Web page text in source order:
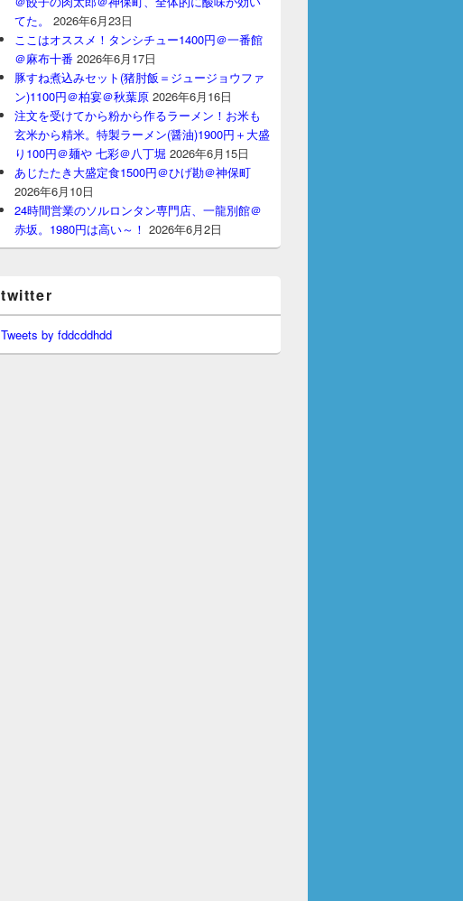
てた。
2026年6月23日
ここはオススメ！タンシチュー1400円＠一番館
＠麻布十番 2026年6月17日
豚すね煮込みセット(猪肘飯＝ジュージョウファ
ン)1100円＠柏宴＠秋葉原 2026年6月16日
注文を受けてから粉から作るラーメン！お米も
玄米から精米。特製ラーメン(醤油)1900円＋大盛
り100円＠麺や 七彩＠八丁堀 2026年6月15日
あじたたき大盛定食1500円＠ひげ勘＠神保町
2026年6月10日
24時間営業のソルロンタン専門店、一龍別館＠
赤坂。1980円は高い～！ 2026年6月2日
twitter
Tweets by fddcddhdd